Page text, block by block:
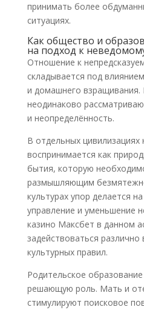
принимать более
ситуациях.
Как общество и
на подход к
Отношение к
складывается под
и домашнего
неодинаково
и неопределённость.
В отдельных цивилизациях
воспринимается как
бытия, которую
размышляющим
культурах упор делается
управление и уменьшение
казино Максбет в данном
задействоваться различно
культурных правил.
Родительское
решающую роль. Мать и
стимулируют поисковое